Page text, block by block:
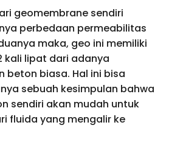
geomembrane sendiri
perbedaan permeabilitas
maka, geo ini memiliki
kali lipat dari adanya
beton biasa. Hal ini bisa
sebuah kesimpulan bahwa
sendiri akan mudah untuk
fluida yang mengalir ke